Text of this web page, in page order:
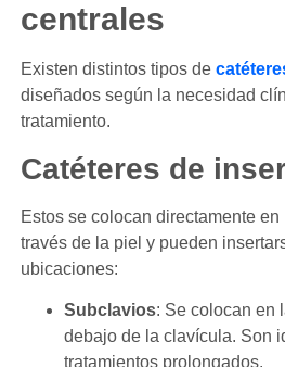
centrales
Existen distintos tipos de
diseñados según la necesidad
tratamiento.
Catéteres de
Estos se colocan directamente
través de la piel y pueden
ubicaciones:
Subclavios: Se colocan en
debajo de la clavícula. Son
tratamientos prolongados.